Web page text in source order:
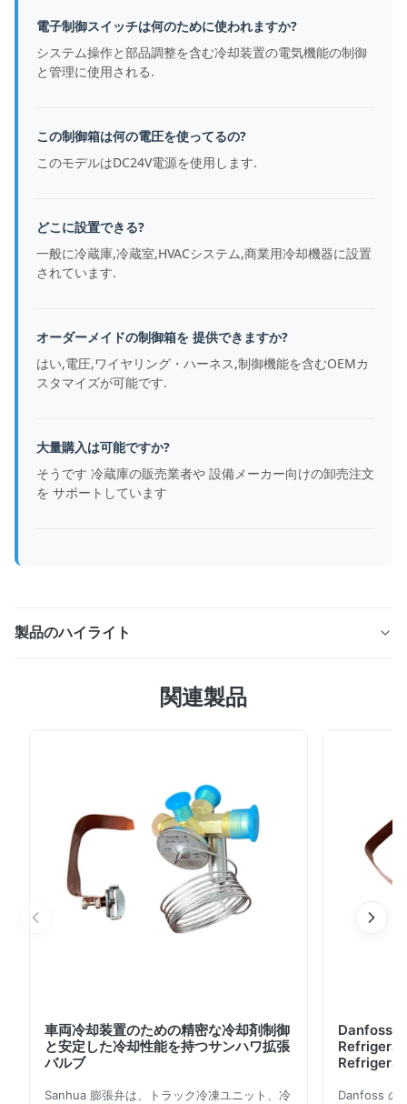
電子制御スイッチは何のために使われますか?
システム操作と部品調整を含む冷却装置の電気機能の制御
と管理に使用される.
この制御箱は何の電圧を使ってるの?
このモデルはDC24V電源を使用します.
どこに設置できる?
一般に冷蔵庫,冷蔵室,HVACシステム,商業用冷却機器に設置
されています.
オーダーメイドの制御箱を 提供できますか?
はい,電圧,ワイヤリング・ハーネス,制御機能を含むOEMカ
スタマイズが可能です.
大量購入は可能ですか?
そうです 冷蔵庫の販売業者や 設備メーカー向けの卸売注文
を サポートしています
製品のハイライト
ボックス。インテリジェントな制御、信頼性の高い電気保
関連製品
車両冷却装置のための精密な冷却剤制御
と安定した冷却性能を持つサンハワ拡張
バルブ
Sanhua 膨張弁は、トラック冷凍ユニット、冷
Danfoss
Danfoss の